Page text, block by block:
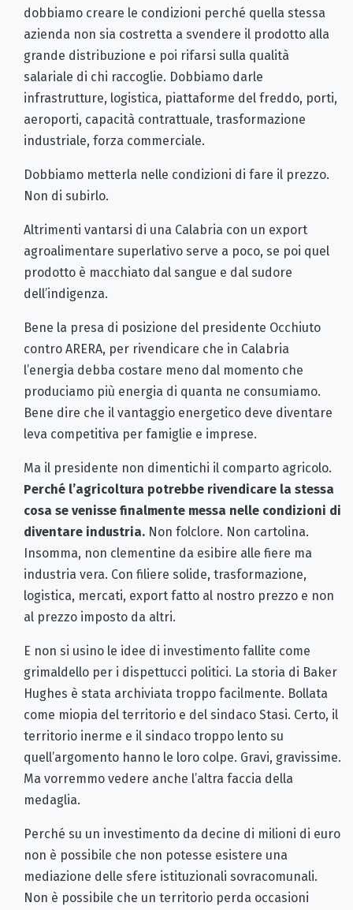
dobbiamo creare le condizioni perché quella stessa
azienda non sia costretta a svendere il prodotto alla
grande distribuzione e poi rifarsi sulla qualità
salariale di chi raccoglie. Dobbiamo darle
infrastrutture, logistica, piattaforme del freddo, porti,
aeroporti, capacità contrattuale, trasformazione
industriale, forza commerciale.
Dobbiamo metterla nelle condizioni di fare il prezzo.
Non di subirlo.
Altrimenti vantarsi di una Calabria con un export
agroalimentare superlativo serve a poco, se poi quel
prodotto è macchiato dal sangue e dal sudore
dell’indigenza.
Bene la presa di posizione del presidente Occhiuto
contro ARERA, per rivendicare che in Calabria
l’energia debba costare meno dal momento che
produciamo più energia di quanta ne consumiamo.
Bene dire che il vantaggio energetico deve diventare
leva competitiva per famiglie e imprese.
Ma il presidente non dimentichi il comparto agricolo.
Perché l’agricoltura potrebbe rivendicare la stessa
cosa se venisse finalmente messa nelle condizioni di
diventare industria. Non folclore. Non cartolina.
Insomma, non clementine da esibire alle fiere ma
industria vera. Con filiere solide, trasformazione,
logistica, mercati, export fatto al nostro prezzo e non
al prezzo imposto da altri.
E non si usino le idee di investimento fallite come
grimaldello per i dispettucci politici. La storia di Baker
Hughes è stata archiviata troppo facilmente. Bollata
come miopia del territorio e del sindaco Stasi. Certo, il
territorio inerme e il sindaco troppo lento su
quell’argomento hanno le loro colpe. Gravi, gravissime.
Ma vorremmo vedere anche l’altra faccia della
medaglia.
Perché su un investimento da decine di milioni di euro
non è possibile che non potesse esistere una
mediazione delle sfere istituzionali sovracomunali.
Non è possibile che un territorio perda occasioni